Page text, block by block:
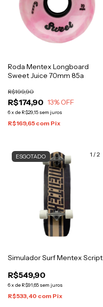
Roda Mentex Longboard
Sweet Juice 70mm 85a
R$174,90
R$199,90
13% OFF
6x de R$29,15 sem juros
R$169,65 com Pix
1 /2
ESGOTADO
Simulador Surf Mentex Script
R$549,90
6x de R$91,65 sem juros
R$533,40 com Pix